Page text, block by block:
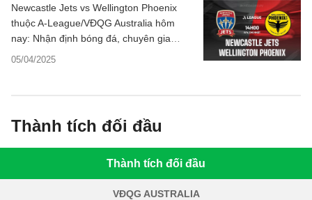
05/04/2025
Newcastle Jets vs Wellington Phoenix
thuộc A-League/VĐQG Australia hôm
nay: Nhận định bóng đá, chuyên gia
phân tích tỷ số trận đấu, dự đoán kết quả
Thành tích đối đầu
Thành tích đối đầu
VĐQG AUSTRALIA